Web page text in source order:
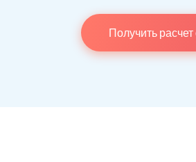
Получить